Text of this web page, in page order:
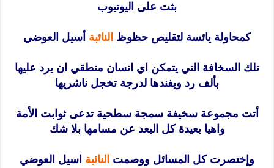
بثت على اليوتيوب
كمحاولة يائسة لتقليص حظوظ النائبة أسيل العوضي
تلك السخافة التي يتمكن اي انسان منطقي ان يرد عليها
بألف رد ويفندها لدرجة تخجل ناشريها
أتت مجموعة سخيفة سمجة سطحية تدعى ثوابت الأمة
واهيا بعيدة كل البعد عن مسامها بلا شك
وإختصرت كل المسائل ووصمت النائبة اسيل العوضي